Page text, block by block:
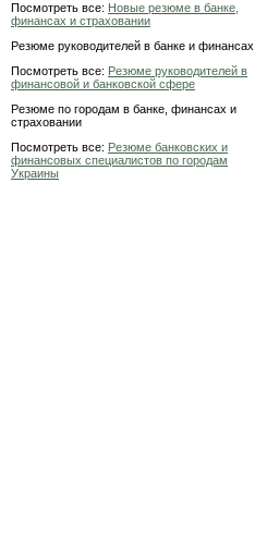
Посмотреть все: Новые резюме в банке,
финансах и страховании
Резюме руководителей в банке и финансах
Посмотреть все: Резюме руководителей в
финансовой и банковской сфере
Резюме по городам в банке, финансах и
страховании
Посмотреть все: Резюме банковских и
финансовых специалистов по городам
Украины